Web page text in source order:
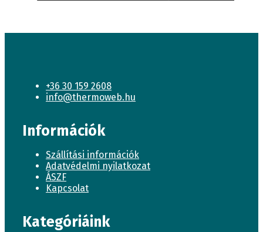
+36 30 159 2608
info@thermoweb.hu
Információk
Szállítási információk
Adatvédelmi nyilatkozat
ÁSZF
Kapcsolat
Kategóriáink